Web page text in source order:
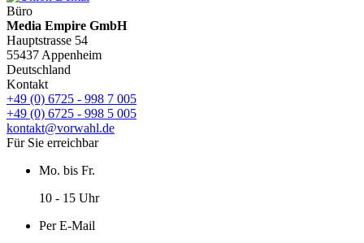
Büro
Media Empire GmbH
Hauptstrasse 54
55437 Appenheim
Deutschland
Kontakt
+49 (0) 6725 - 998 7 005
+49 (0) 6725 - 998 5 005
kontakt@vorwahl.de
Für Sie erreichbar
Mo. bis Fr.
10 - 15 Uhr
Per E-Mail